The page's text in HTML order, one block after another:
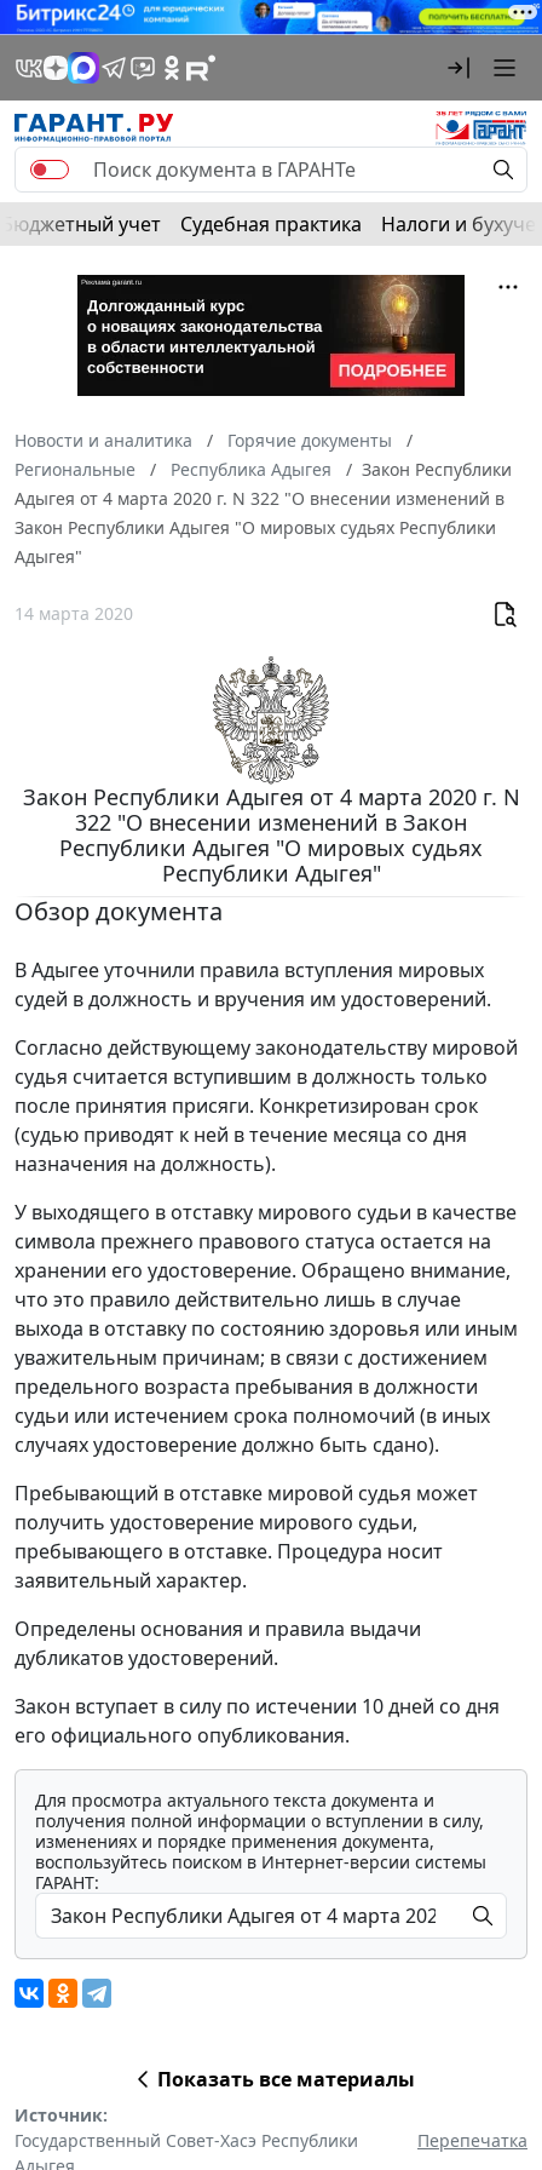
Бюджетный учет Судебная практика Налоги и
Новости и аналитика
Горячие документы
Региональные
Республика Адыгея
Закон Республики
Адыгея от 4 марта 2020 г. N 322 "О внесении изменений в
Закон Республики Адыгея "О мировых судьях Республики
Адыгея"
14 марта 2020
Закон Республики Адыгея от 4 марта 2020 г. N
322 "О внесении изменений в Закон
Республики Адыгея "О мировых судьях
Республики Адыгея"
Обзор документа
В Адыгее уточнили правила вступления мировых
судей в должность и вручения им удостоверений.
Согласно действующему законодательству мировой
судья считается вступившим в должность только
после принятия присяги. Конкретизирован срок
(судью приводят к ней в течение месяца со дня
назначения на должность).
У выходящего в отставку мирового судьи в качестве
символа прежнего правового статуса остается на
хранении его удостоверение. Обращено внимание,
что это правило действительно лишь в случае
выхода в отставку по состоянию здоровья или иным
уважительным причинам; в связи с достижением
предельного возраста пребывания в должности
судьи или истечением срока полномочий (в иных
случаях удостоверение должно быть сдано).
Пребывающий в отставке мировой судья может
получить удостоверение мирового судьи,
пребывающего в отставке. Процедура носит
заявительный характер.
Определены основания и правила выдачи
дубликатов удостоверений.
Закон вступает в силу по истечении 10 дней со дня
его официального опубликования.
Для просмотра актуального текста документа и
получения полной информации о вступлении в силу,
изменениях и порядке применения документа,
воспользуйтесь поиском в Интернет-версии системы
ГАРАНТ:
Показать все материалы
Источник:
Государственный Совет-Хасэ Республики
Адыгея
Перепечатка